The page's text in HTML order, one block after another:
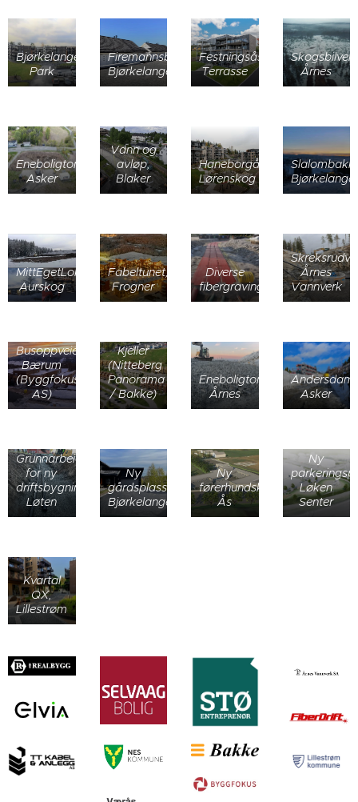
Bjørkelangen
Park
Firemannsbolig,
Bjørkelangen
Festningsåsen
Terrasse
Årnes
Eneboligtomt,
Asker
Vann og
avløp,
Blaker
Haneborgåsen,
Lørenskog
MittEgetLokale,
Aurskog
Fabeltunet,
Frogner
Diverse
fibergraving
Årnes
Vannverk
Busoppveien,
Bærum
(Byggfokus
AS)
Kjeller
(Nitteberg
Panorama
/ Bakke)
Eneboligtomter,
Årnes
Asker
Grunnarbeid
for ny
driftsbygning,
Løten
Ny
gårdsplass,
Bjørkelangen
Ny
førerhundskole,
Ås
Ny
Løken
Senter
Kvartal
QX,
Lillestrøm